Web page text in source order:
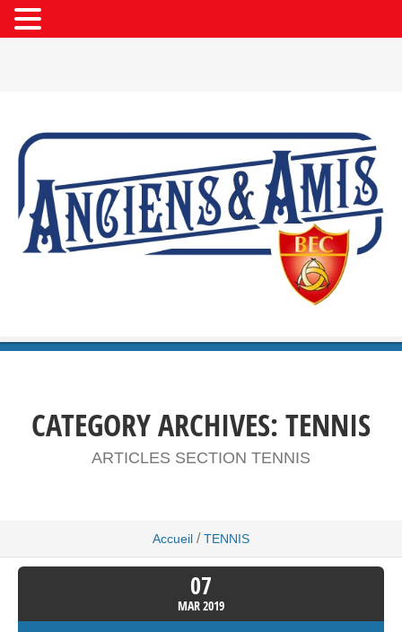
CATEGORY ARCHIVES:TENNIS
ARTICLES SECTION TENNIS
Accueil / TENNIS
07
MAR2019